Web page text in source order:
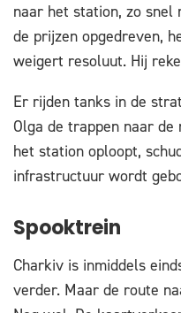
naar het station, zo
de prijzen opgedreven,
weigert resoluut. Hij
Er rijden tanks in de
Olga de trappen naar
het station oploopt,
infrastructuur wordt
Spooktrein
Charkiv is inmiddels
verder. Maar de route